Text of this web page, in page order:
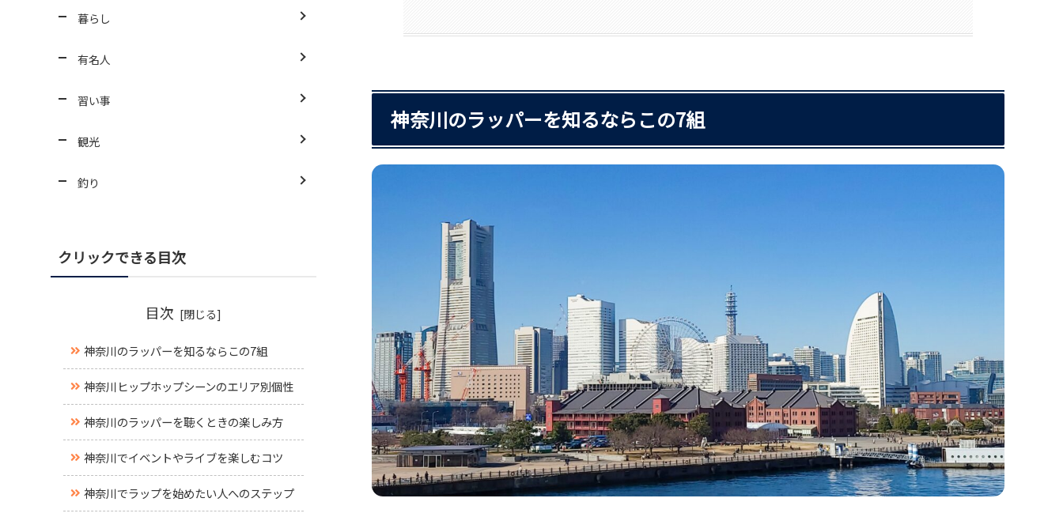
神奈川のラッパーを知るならこの7組
暮らし
有名人
習い事
観光
釣り
クリックできる目次
目次
神奈川のラッパーを知るならこの7組
神奈川ヒップホップシーンのエリア別個性
神奈川のラッパーを聴くときの楽しみ方
神奈川でイベントやライブを楽しむコツ
神奈川でラップを始めたい人へのステップ